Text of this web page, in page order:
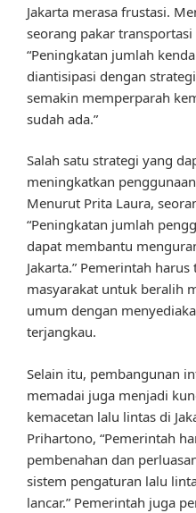
Jakarta merasa frustasi.
seorang pakar
“Peningkatan jumlah
diantisipasi dengan
semakin memperparah
sudah ada.”
Salah satu strategi yang
meningkatkan
Menurut Prita Laura,
“Peningkatan jumlah
dapat membantu
Jakarta.” Pemerintah
masyarakat untuk beralih
umum dengan
terjangkau.
Selain itu, pembangunan
memadai juga menjadi
kemacetan lalu lintas di
Prihartono, “Pemerintah
pembenahan dan
sistem pengaturan lalu
lancar.” Pemerintah juga